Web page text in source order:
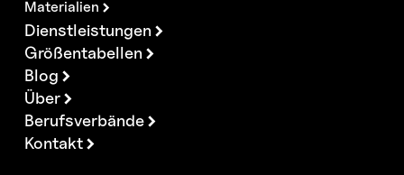
Materialien
Dienstleistungen
Größentabellen
Blog
Über
Berufsverbände
Kontakt